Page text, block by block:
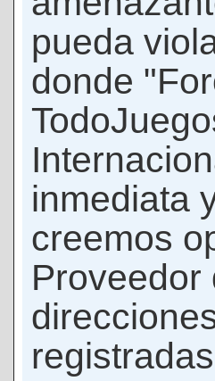
pueda
donde
inmediata
creemos
Proveedor